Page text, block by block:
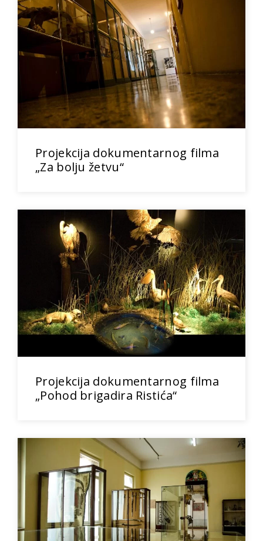
Projekcija dokumentarnog filma
„Za bolju žetvu“
Projekcija dokumentarnog filma
„Pohod brigadira Ristića“